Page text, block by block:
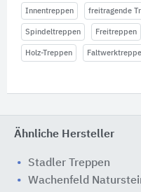
Innentreppen freitragende
Spindeltreppen Freitreppen
Holz-Treppen
Ähnliche Hersteller
Stadler Treppen
Wachenfeld